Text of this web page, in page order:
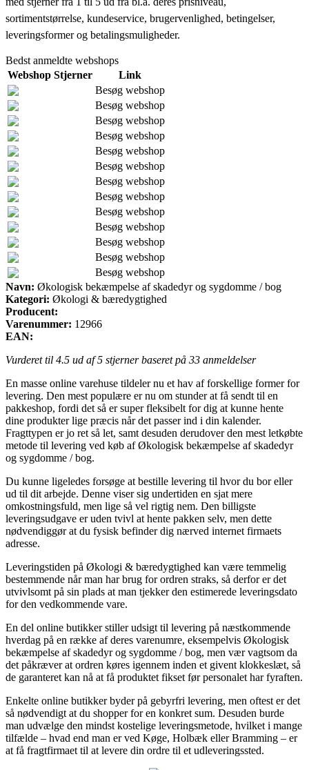
sortimentstørrelse, kundeservice, brugervenlighed, betingelser,
leveringsformer og betalingsmuligheder.
Bedst anmeldte webshops
Webshop Stjerner
Link
Besøg webshop
Besøg webshop
Besøg webshop
Besøg webshop
Besøg webshop
Besøg webshop
Besøg webshop
Besøg webshop
Besøg webshop
Besøg webshop
Besøg webshop
Besøg webshop
Besøg webshop
Navn: Økologisk bekæmpelse af skadedyr og sygdomme / bog
Kategori: Økologi & bæredygtighed
Producent:
Varenummer: 12966
EAN:
Vurderet til 4.5 ud af 5 stjerner baseret på 33 anmeldelser
En masse online varehuse tildeler nu et hav af forskellige former for
levering. Den mest populære er nu om stunder at få sendt til en
pakkeshop, fordi det så er super fleksibelt for dig at kunne hente
dine produkter lige præcis når det passer ind i din kalender.
Fragttypen er jo ret så let, samt desuden derudover den mest letkøbte
metode til levering ved køb af Økologisk bekæmpelse af skadedyr
og sygdomme / bog.
Du kunne ligeledes forsøge at bestille levering til hvor du bor eller
ud til dit arbejde. Denne viser sig undertiden en sjat mere
omkostningsfuld, men lige så vel rigtig nem. Den billigste
leveringsudgave er uden tvivl at hente pakken selv, men dette
nødvendiggør at du fysisk befinder dig nærved internet firmaets
adresse.
Leveringstiden på Økologi & bæredygtighed kan være temmelig
bestemmende når man har brug for ordren straks, så derfor er det
utvivlsomt på sin plads at man tjekker den estimerede leveringsdato
for den vedkommende vare.
En del online butikker stiller udsigt til levering på næstkommende
hverdag på en række af deres varenumre, eksempelvis Økologisk
bekæmpelse af skadedyr og sygdomme / bog, men vær vagtsom da
det påkræver at ordren køres igennem inden et givent klokkeslæt, så
de garanteret kan nå at få produktet fikset før personalet har fyraften.
Enkelte online butikker byder på gebyrfri levering, men oftest er det
så nødvendigt at du shopper for en konkret sum. Desuden burde
man udvælge den mindst kostelige leveringsmetode, hvilket i mange
tilfælde – hvad end man er ved Køge, Holbæk eller Bramming – er
at få fragtfirmaet til at levere din ordre til et udleveringssted.